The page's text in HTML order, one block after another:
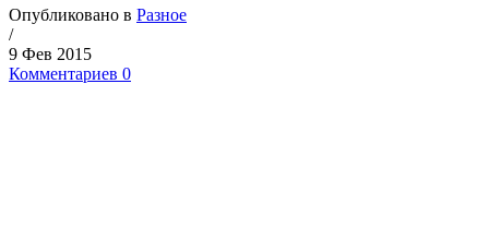
Опубликовано в Разное
/
9 Фев 2015
Комментариев 0